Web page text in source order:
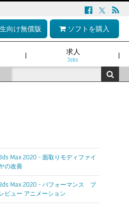
向け無償版 ソフトを購入
求人
Jobs
Max 2020 - 面取りモディファイ
の改善
Max 2020 - パフォーマンス プ
ビュー アニメーション